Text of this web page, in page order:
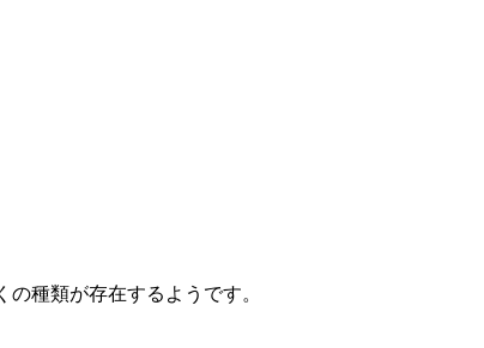
種類が存在するようです。